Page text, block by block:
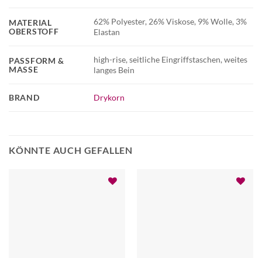
BRAND Drykorn
MATERIAL
OBERSTOFF
62% Polyester, 26% Viskose, 9% Wolle, 3%
Elastan
PASSFORM &
MASSE
high-rise, seitliche Eingriffstaschen, weites
langes Bein
KÖNNTE AUCH GEFALLEN